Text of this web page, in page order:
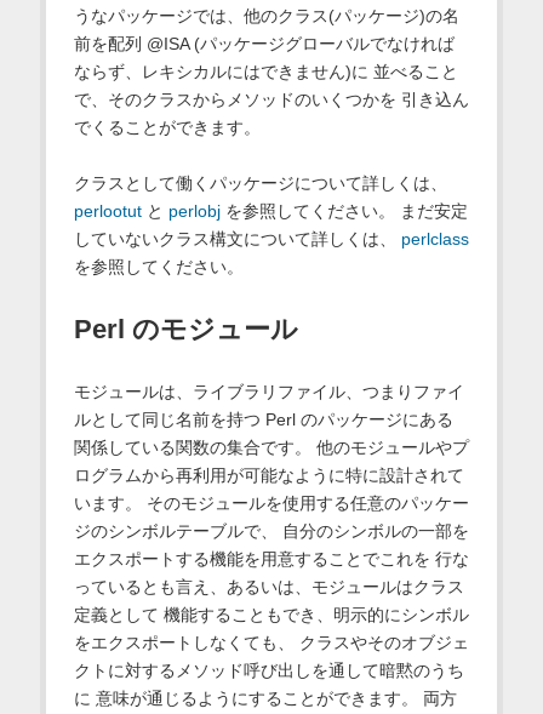
うなパッケージでは、他のクラス(パッケージ)の名
前を配列 @ISA (パッケージグローバルでなければ
ならず、レキシカルにはできません)に 並べること
で、そのクラスからメソッドのいくつかを 引き込ん
でくることができます。
クラスとして働くパッケージについて詳しくは、
perlootutと perlobjを参照してください。 まだ安定
していないクラス構文について詳しくは、 perlclass
を参照してください。
Perl のモジュール
モジュールは、ライブラリファイル、つまりファイ
ルとして同じ名前を持つ Perl のパッケージにある
関係している関数の集合です。 他のモジュールやプ
ログラムから再利用が可能なように特に設計されて
います。 そのモジュールを使用する任意のパッケー
ジのシンボルテーブルで、 自分のシンボルの一部を
エクスポートする機能を用意することでこれを 行な
っているとも言え、あるいは、モジュールはクラス
定義として 機能することもでき、明示的にシンボル
をエクスポートしなくても、 クラスやそのオブジェ
クトに対するメソッド呼び出しを通して暗黙のうち
に 意味が通じるようにすることができます。 両方